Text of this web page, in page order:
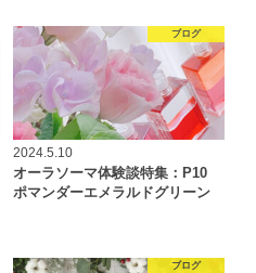
ブログ
2024.5.10
オーラソーマ体験談特集：P10
ポマンダーエメラルドグリーン
ブログ